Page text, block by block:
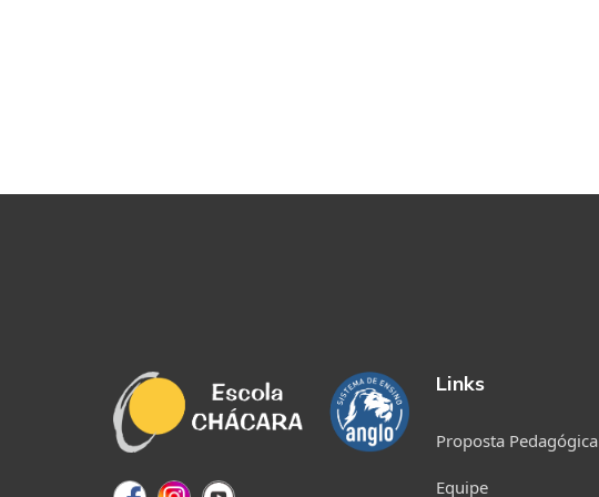
Links
Proposta Pedagógica
Equipe